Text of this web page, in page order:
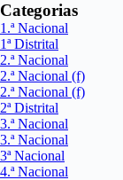
Categorias
1.ª Nacional
1ª Distrital
2.ª Nacional
2.ª Nacional (f)
2.ª Nacional (f)
2ª Distrital
3.ª Nacional
3.ª Nacional
3ª Nacional
4.ª Nacional